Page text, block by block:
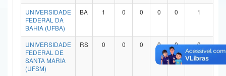
Banco Central do Brasil
UNIVERSIDADE
FEDERAL DA
BAHIA (UFBA)
BA 1 0 0 0 0 1
UNIVERSIDADE
FEDERAL DE
SANTA MARIA
(UFSM)
RS 0 0 0 0 0 0